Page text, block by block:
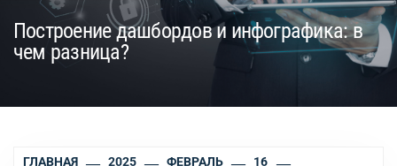
Построение дашбордов и инфографика: в
чем разница?
ГЛАВНАЯ 2025 ФЕВРАЛЬ
16